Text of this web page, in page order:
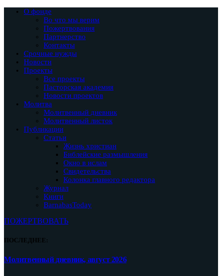
О фонде
Во что мы верим
Пожертвования
Партнерство
Контакты
Срочные нужды
Новости
Проекты
Все проекты
Пасторская академия
Новости проектов
Молитва
Молитвенный дневник
Молитвенный листок
Публикации
Статьи
Жизнь христиан
Библейские размышления
Окно в ислам
Свидетельства
Колонка главного редактора
Журнал
Книги
BarnabasToday
ПОЖЕРТВОВАТЬ
ПОСЛЕДНЕЕ:
Молитвенный дневник, август 2026